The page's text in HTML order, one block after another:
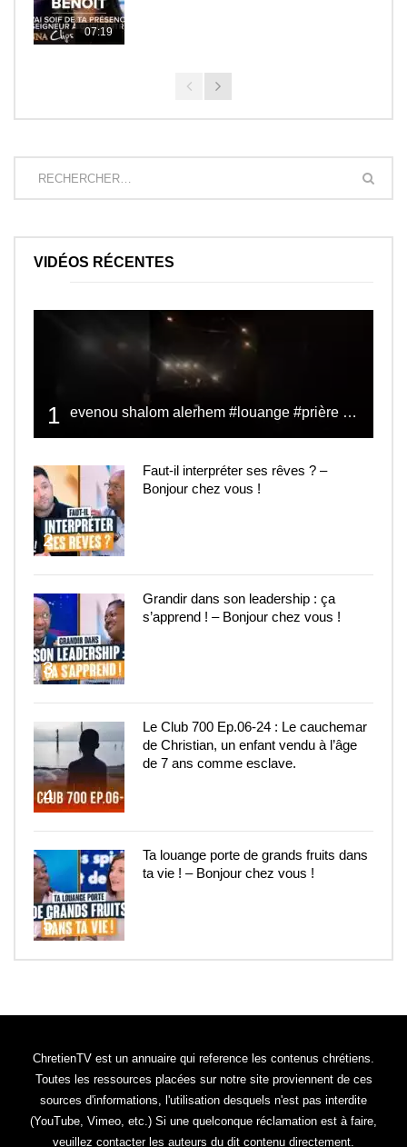
07:19
VIDÉOS RÉCENTES
1 evenou shalom alerhem #louange #prière #shalom
2
Faut-il interpréter ses rêves ? –
Bonjour chez vous !
3
Grandir dans son leadership : ça
s’apprend ! – Bonjour chez vous !
4
Le Club 700 Ep.06-24 : Le cauchemar
de Christian, un enfant vendu à l’âge
de 7 ans comme esclave.
5
Ta louange porte de grands fruits dans
ta vie ! – Bonjour chez vous !
ChretienTV est un annuaire qui reference les contenus chrétiens.
Toutes les ressources placées sur notre site proviennent de ces
sources d'informations, l'utilisation desquels n'est pas interdite
(YouTube, Vimeo, etc.) Si une quelconque réclamation est à faire,
veuillez contacter les auteurs du dit contenu directement.